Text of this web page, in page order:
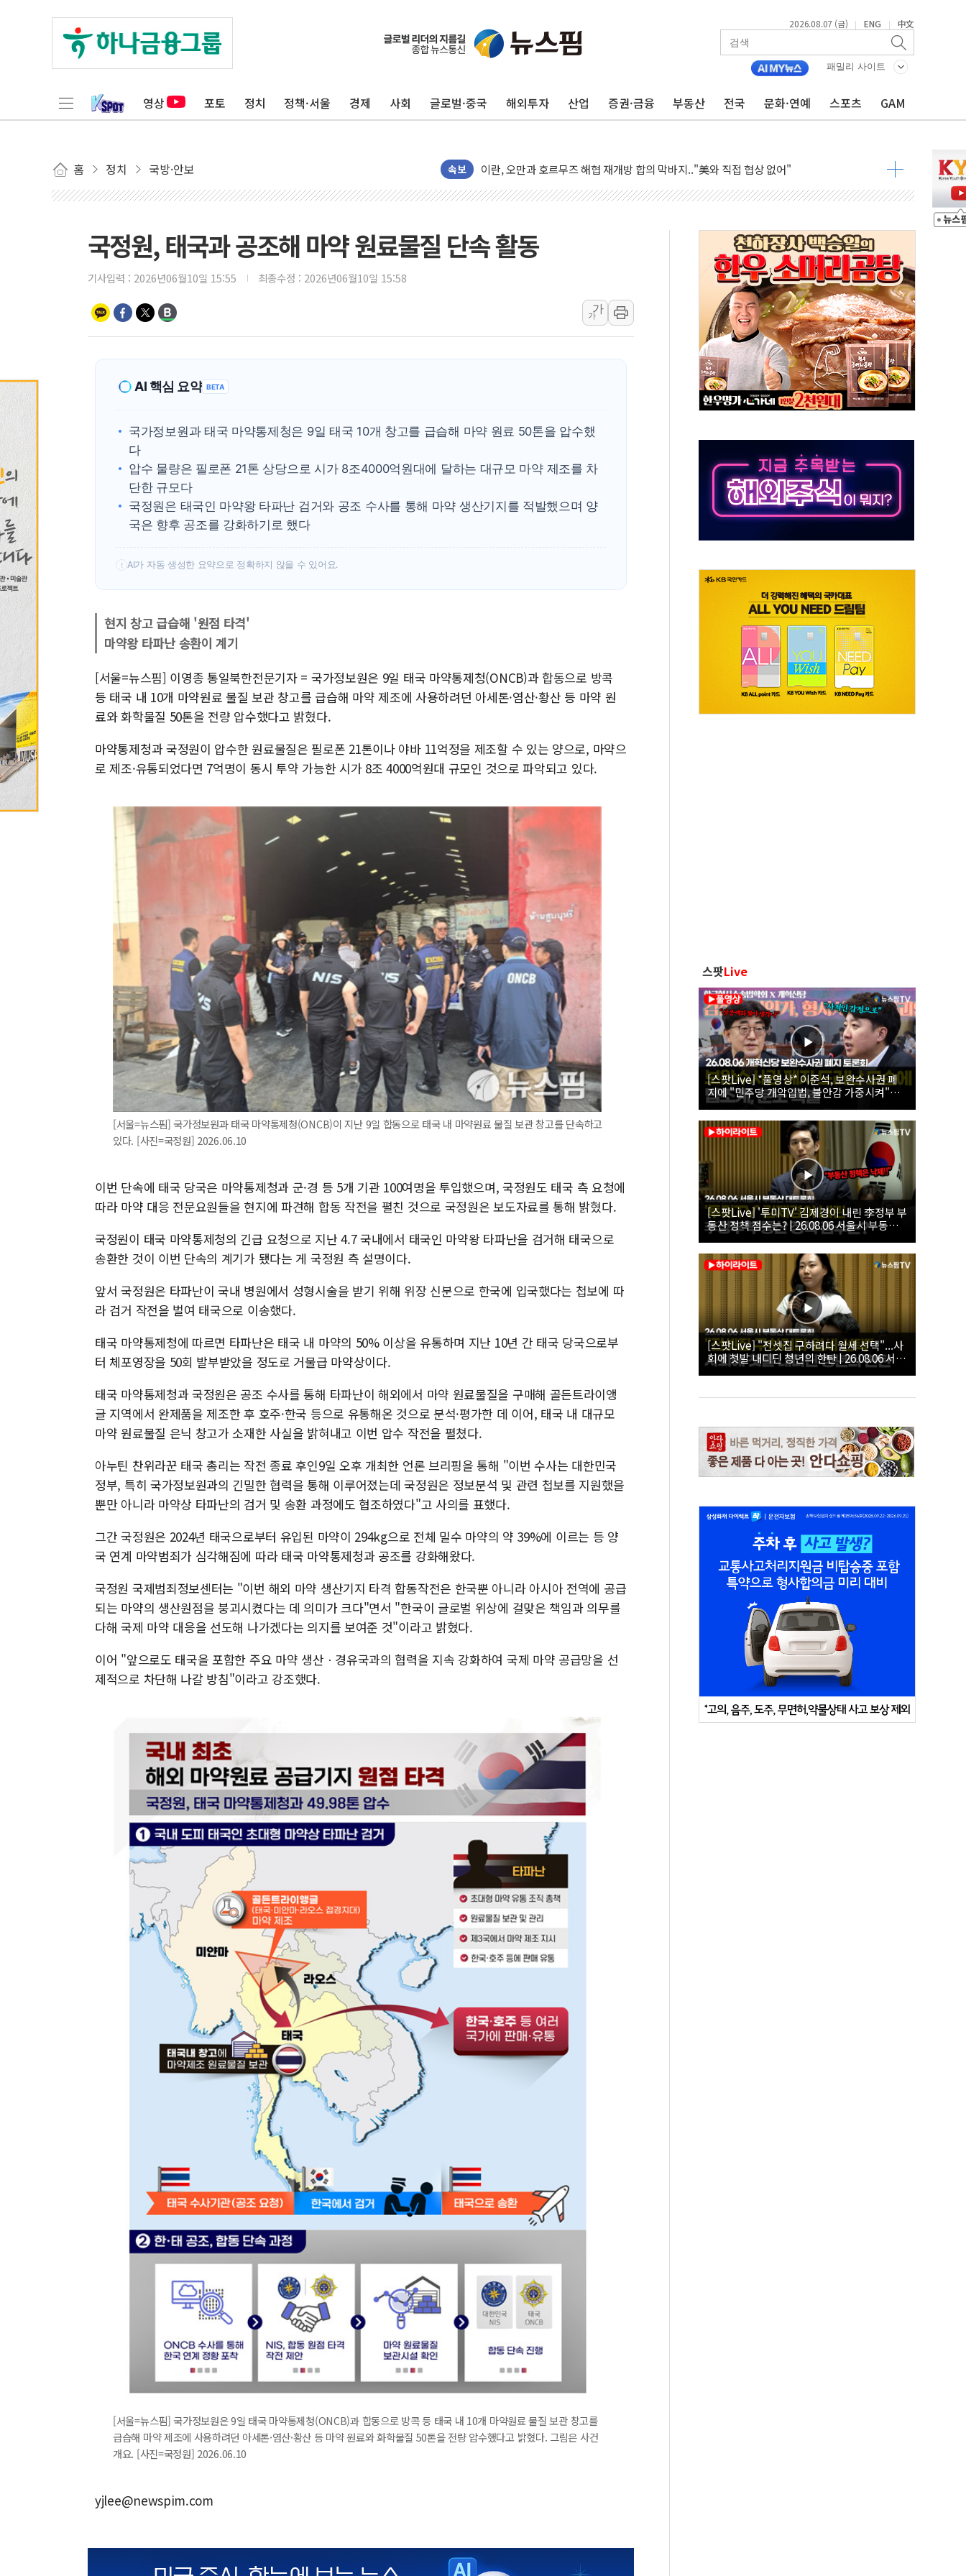
2026.08.07 (금) | ENG | 中文
패밀리 사이트
영상 포토 정치 정책·서울 경제 사회 글로벌·중국 해외투자 산업 증권·금융 부동산 전국 문화·연예 스포츠 GAM
홈 정치 국방·안보 속보
[금/유가] 이란의 호르무즈 해협 통항 제한 검토에 유가 3% 급등…금값 보합
뉴욕증시, 유가·금리 부담에 하락…다우 5거래일 랠리 '마침표'
[민주 당권주자 일정] 송영길·정청래·김민석 후보 - 8월 7일
李대통령, 오늘 부동산 정책 점검 2차 회의…주택 공급 대책 막바지 조율할 듯
[오늘의 국회일정] 상임위·세미나·기자회견·주요 정당 - 8월 7일
이란, 美·이스라엘 선박 호르무즈 통항 제한 추진…美 "통행 막을 권한 없어"
유럽증시, 견조한 실적 소화하며 대부분 상승… "2분기 기업 순이익 21% 증가" 전망
리투아니아 국방 "러, 우크라 드론으로 나토 회원국 공격 검토… 거짓 깃발 작전"
구광모, 내주 실리콘밸리서 젠슨 황 재회…로봇·AI 데이터센터·모빌리티 구체화
뉴욕증시 개장 전 특징주...모더나·아이온큐·도어대시↑ VS 샌디스크·피그마·앱러빈↓
김정관 장관 "영업이익 N% 성과급 반대…상법·자본시장법 개정 논의"
뉴욕증시 프리뷰, 미 주가선물 AI주 차익실현 속 혼조세...웨스턴디지털·샌디스크↓
청와대, 북한 단거리 탄도미사일 발사에 긴급 안보 점검회의
금값 7주 만에 최고…美 고용 둔화·호르무즈 재개방 기대에 강세
러, 1인칭시점 드론으로 우크라 민간인 '사파리' 공격… 시민들 공포감 극대화 전략
[베트남 증시] 지수 하락 속 'DGC' 임시 주총 기대감에 홀로 상한가…마진 잔액은 사상 최고
'월가의 황제' 다이먼 "금융시장 레버리지 위험수위…숨은 차입이 더 큰 변수"
국정원, 태국과 공조해 마약 원료물질 단속 활동
기사입력 : 2026년06월10일 15:55 최종수정 : 2026년06월10일 15:58
가
가
AI 핵심 요약 BETA
국가정보원과 태국 마약통제청은 9일 태국 10개 창고를 급습해 마약 원료 50톤을 압수했
다
압수 물량은 필로폰 21톤 상당으로 시가 8조4000억원대에 달하는 대규모 마약 제조를 차
단한 규모다
국정원은 태국인 마약왕 타파난 검거와 공조 수사를 통해 마약 생산기지를 적발했으며 양
국은 향후 공조를 강화하기로 했다
! AI가 자동 생성한 요약으로 정확하지 않을 수 있어요.
현지 창고 급습해 '원점 타격'
마약왕 타파난 송환이 계기
[서울=뉴스핌] 이영종 통일북한전문기자 = 국가정보원은 9일 태국 마약통제청(ONCB)과 합동으로 방콕
등 태국 내 10개 마약원료 물질 보관 창고를 급습해 마약 제조에 사용하려던 아세톤·염산·황산 등 마약 원
료와 화학물질 50톤을 전량 압수했다고 밝혔다.
마약통제청과 국정원이 압수한 원료물질은 필로폰 21톤이나 야바 11억정을 제조할 수 있는 양으로, 마약으
로 제조·유통되었다면 7억명이 동시 투약 가능한 시가 8조 4000억원대 규모인 것으로 파악되고 있다.
[서울=뉴스핌] 국가정보원과 태국 마약통제청(ONCB)이 지난 9일 합동으로 태국 내 마약원료 물질 보관 창고를 단속하고
있다. [사진=국정원] 2026.06.10
이번 단속에 태국 당국은 마약통제청과 군·경 등 5개 기관 100여명을 투입했으며, 국정원도 태국 측 요청에
따라 마약 대응 전문요원들을 현지에 파견해 합동 작전을 펼친 것으로 국정원은 보도자료를 통해 밝혔다.
국정원이 태국 마약통제청의 긴급 요청으로 지난 4.7 국내에서 태국인 마약왕 타파난을 검거해 태국으로
송환한 것이 이번 단속의 계기가 됐다는 게 국정원 측 설명이다.
앞서 국정원은 타파난이 국내 병원에서 성형시술을 받기 위해 위장 신분으로 한국에 입국했다는 첩보에 따
라 검거 작전을 벌여 태국으로 이송했다.
태국 마약통제청에 따르면 타파난은 태국 내 마약의 50% 이상을 유통하며 지난 10년 간 태국 당국으로부
터 체포영장을 50회 발부받았을 정도로 거물급 마약상이다.
태국 마약통제청과 국정원은 공조 수사를 통해 타파난이 해외에서 마약 원료물질을 구매해 골든트라이앵
글 지역에서 완제품을 제조한 후 호주·한국 등으로 유통해온 것으로 분석·평가한 데 이어, 태국 내 대규모
마약 원료물질 은닉 창고가 소재한 사실을 밝혀내고 이번 압수 작전을 펼쳤다.
아누틴 찬위라꾼 태국 총리는 작전 종료 후인9일 오후 개최한 언론 브리핑을 통해 "이번 수사는 대한민국
정부, 특히 국가정보원과의 긴밀한 협력을 통해 이루어졌는데 국정원은 정보분석 및 관련 첩보를 지원했을
뿐만 아니라 마약상 타파난의 검거 및 송환 과정에도 협조하였다"고 사의를 표했다.
그간 국정원은 2024년 태국으로부터 유입된 마약이 294kg으로 전체 밀수 마약의 약 39%에 이르는 등 양
국 연계 마약범죄가 심각해짐에 따라 태국 마약통제청과 공조를 강화해왔다.
국정원 국제범죄정보센터는 "이번 해외 마약 생산기지 타격 합동작전은 한국뿐 아니라 아시아 전역에 공급
되는 마약의 생산원점을 붕괴시켰다는 데 의미가 크다"면서 "한국이 글로벌 위상에 걸맞은 책임과 의무를
다해 국제 마약 대응을 선도해 나가겠다는 의지를 보여준 것"이라고 밝혔다.
이어 "앞으로도 태국을 포함한 주요 마약 생산ㆍ경유국과의 협력을 지속 강화하여 국제 마약 공급망을 선
제적으로 차단해 나갈 방침"이라고 강조했다.
[서울=뉴스핌] 국가정보원은 9일 태국 마약통제청(ONCB)과 합동으로 방콕 등 태국 내 10개 마약원료 물질 보관 창고를
급습해 마약 제조에 사용하려던 아세톤·염산·황산 등 마약 원료와 화학물질 50톤을 전량 압수했다고 밝혔다. 그림은 사건
개요. [사진=국정원] 2026.06.10
yjlee@newspim.com
스팟Live
[스팟Live] *풀영상* 이준석, 보완수사권 폐
지에 "민주당 개악입법, 불안감 가중시켜"｜
26.08.06 개혁신당 보완수사권 폐지 토론회
[스팟Live] '투미TV' 김제경이 내린 李정부 부
동산 정책 점수는? | 26.08.06 서울시 부동산
대토론회
[스팟Live] "전셋집 구하려다 월세 선택"...사
회에 첫발 내디딘 청년의 한탄 | 26.08.06 서울
시 부동산 대토론회